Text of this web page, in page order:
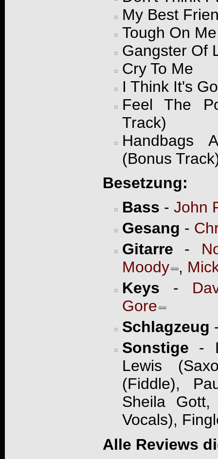
My Best
Tough On
Gangster Of
Cry To Me
I Think It's
Feel The
Track)
Handbags
(Bonus
Besetzung:
Bass - John
Gesang -
Gitarre -
Moody ,
Keys -
Gore
Schlagzeug
Sonstige -
Lewis
(Fiddle),
Sheila
Vocals),
Alle Reviews